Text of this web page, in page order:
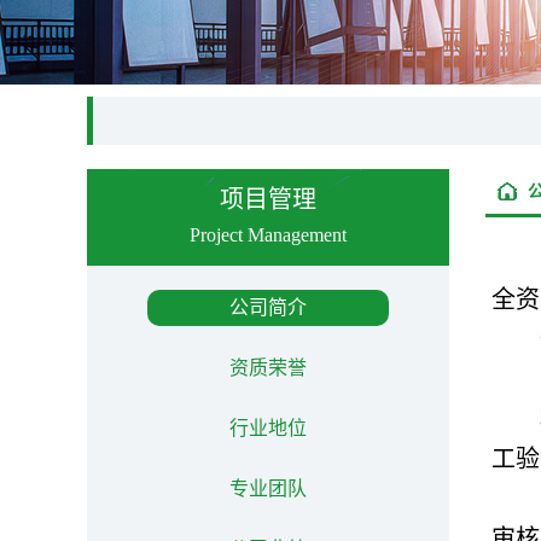
项目管理
Project Management
公司简介
资质荣誉
行业地位
专业团队
全
工